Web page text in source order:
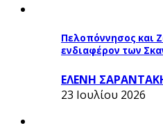
Πελοπόννησος και
ενδιαφέρον των
ΕΛΕΝΗ
23 Ιουλίου 2026